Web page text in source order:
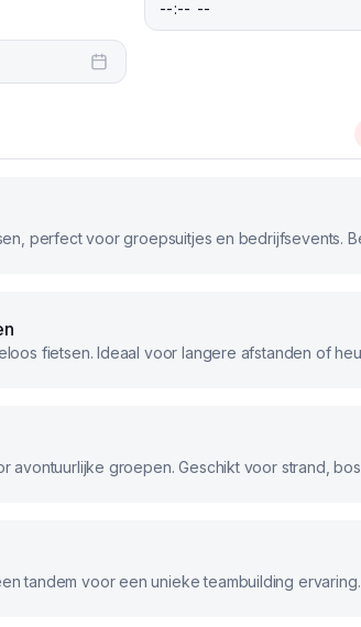
tandem voor een unieke teambuilding ervaring.